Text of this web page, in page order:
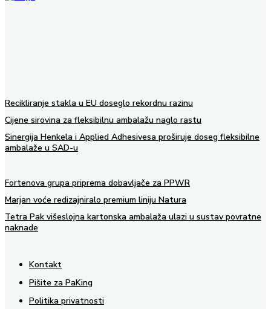
Recikliranje stakla u EU doseglo rekordnu razinu
Cijene sirovina za fleksibilnu ambalažu naglo rastu
Sinergija Henkela i Applied Adhesivesa proširuje doseg fleksibilne
ambalaže u SAD-u
Fortenova grupa priprema dobavljače za PPWR
Marjan voće redizajniralo premium liniju Natura
Tetra Pak višeslojna kartonska ambalaža ulazi u sustav povratne
naknade
Kontakt
Pišite za PaKing
Politika privatnosti